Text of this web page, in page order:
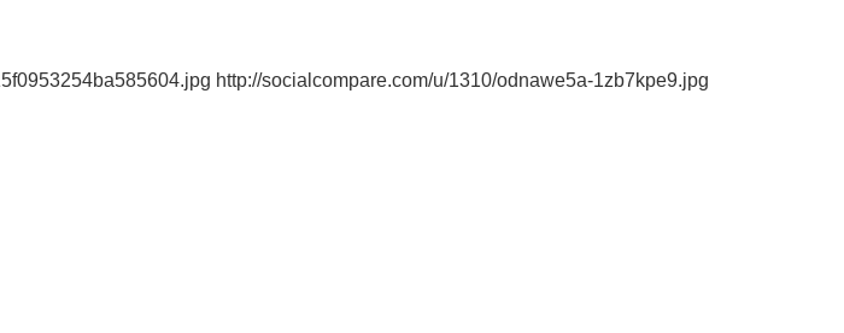
http://socialcompare.com/u/1310/odnawe5a-1zb7kpe9.jpg